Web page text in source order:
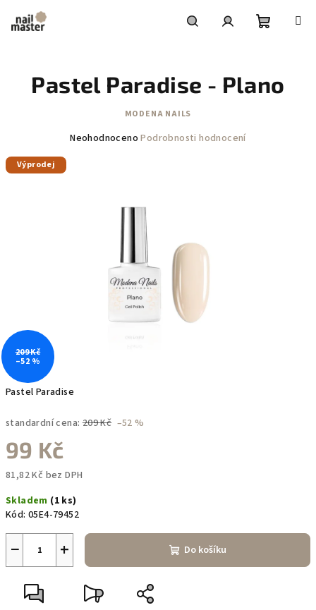
obsah
košík
Pastel Paradise
standardní cena: 209 Kč –52 %
99 Kč
81,82 Kč bez DPH
cena:
Skladem (1 ks)
Kód: 05E4-79452
+
− Do košíku
Pastel Paradise - Plano
MODENA NAILS
Průměrné
Neohodnoceno Podrobnosti hodnocení
Výprodej
209 Kč
–52 %